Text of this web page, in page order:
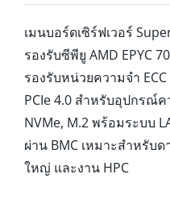
เมนบอร์ดเซิร์ฟเวอร์
รองรับซีพียู AMD EPYC
รองรับหน่วยความจำ
PCIe 4.0 สำหรับอุปกรณ์ค
NVMe, M.2 พร้อมระบบ
ผ่าน BMC เหมาะสำหรับ
ใหญ่ และงาน HPC